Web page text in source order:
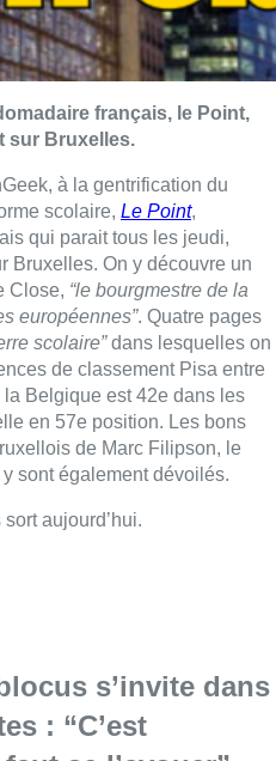
français, le Point,
sur Bruxelles.
à la gentrification du
scolaire, Le Point,
qui parait tous les jeudi,
Bruxelles. On y découvre un
Close, “le bourgmestre de la
européennes”. Quatre pages
scolaire”dans lesquelles on
de classement Pisa entre
Belgique est 42e dans les
en 57e position. Les bons
de Marc Filipson, le
sont également dévoilés.
aujourd’hui.
s’invite dans
: “C’est